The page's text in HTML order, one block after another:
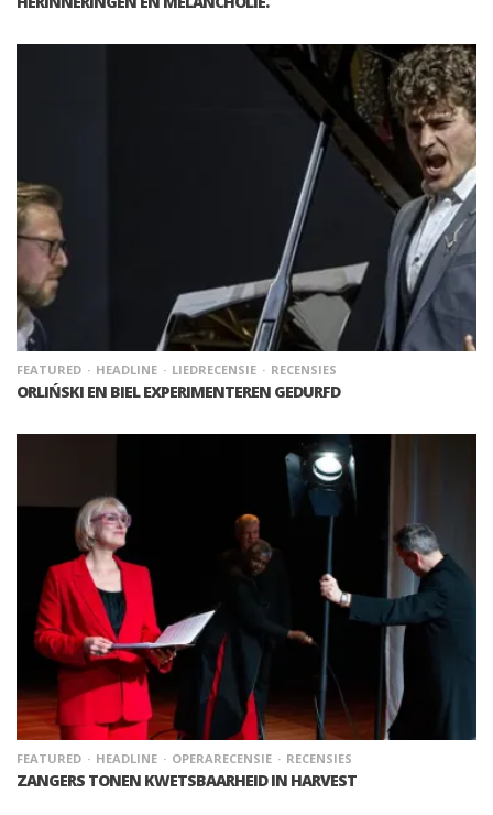
FEATURED HEADLINE LIEDRECENSIE RECENSIES
ORLIŃSKI EN BIEL EXPERIMENTEREN GEDURFD
FEATURED HEADLINE OPERARECENSIE RECENSIES
ZANGERS TONEN KWETSBAARHEID IN HARVEST